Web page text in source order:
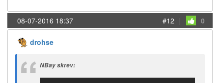
08-07-2016 18:37 #12 | 0
drohse
NBay skrev: